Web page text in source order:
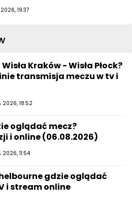
2026, 19:37
Kraków - Wisła Płock?
transmisja meczu w tv i
2026, 18:52
oglądać mecz?
i online (06.08.2026)
2026, 11:54
gdzie oglądać
i stream online